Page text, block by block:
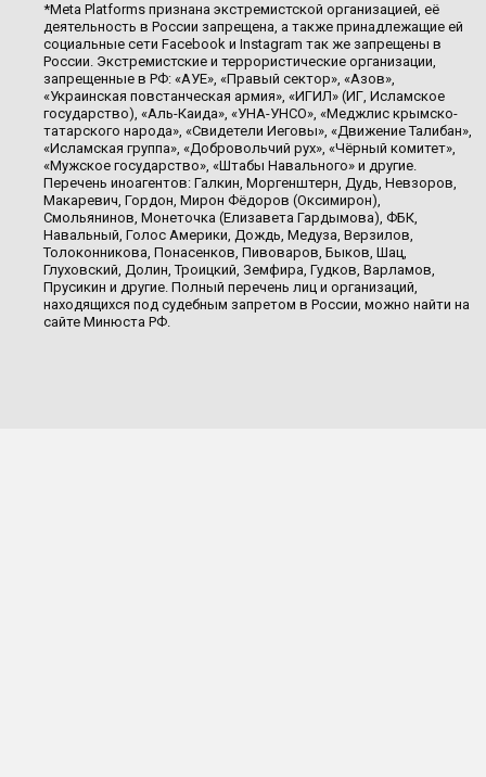
*Meta Platforms признана экстремистской организацией, её
деятельность в России запрещена, а также принадлежащие ей
социальные сети Facebook и Instagram так же запрещены в
России. Экстремистские и террористические организации,
запрещенные в РФ: «АУЕ», «Правый сектор», «Азов»,
«Украинская повстанческая армия», «ИГИЛ» (ИГ, Исламское
государство), «Аль-Каида», «УНА-УНСО», «Меджлис крымско-
татарского народа», «Свидетели Иеговы», «Движение Талибан»,
«Исламская группа», «Добровольчий рух», «Чёрный комитет»,
«Мужское государство», «Штабы Навального» и другие.
Перечень иноагентов: Галкин, Моргенштерн, Дудь, Невзоров,
Макаревич, Гордон, Мирон Фёдоров (Оксимирон),
Смольянинов, Монеточка (Елизавета Гардымова), ФБК,
Навальный, Голос Америки, Дождь, Медуза, Верзилов,
Толоконникова, Понасенков, Пивоваров, Быков, Шац,
Глуховский, Долин, Троицкий, Земфира, Гудков, Варламов,
Прусикин и другие. Полный перечень лиц и организаций,
находящихся под судебным запретом в России, можно найти на
сайте Минюста РФ.